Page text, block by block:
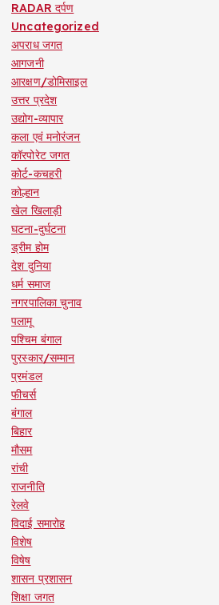
RADAR दर्पण
Uncategorized
अपराध जगत
आगजनी
आरक्षण/डोमिसाइल
उत्तर प्रदेश
उद्योग-व्यापार
कला एवं मनोरंजन
कॉरपोरेट जगत
कोर्ट-कचहरी
कोल्हान
खेल खिलाड़ी
घटना-दुर्घटना
ड्रीम होम
देश दुनिया
धर्म समाज
नगरपालिका चुनाव
पलामू
पश्चिम बंगाल
पुरस्कार/सम्मान
प्रमंडल
फीचर्स
बंगाल
बिहार
मौसम
रांची
राजनीति
रेलवे
विदाई समारोह
विशेष
विषेष
शासन प्रशासन
शिक्षा जगत